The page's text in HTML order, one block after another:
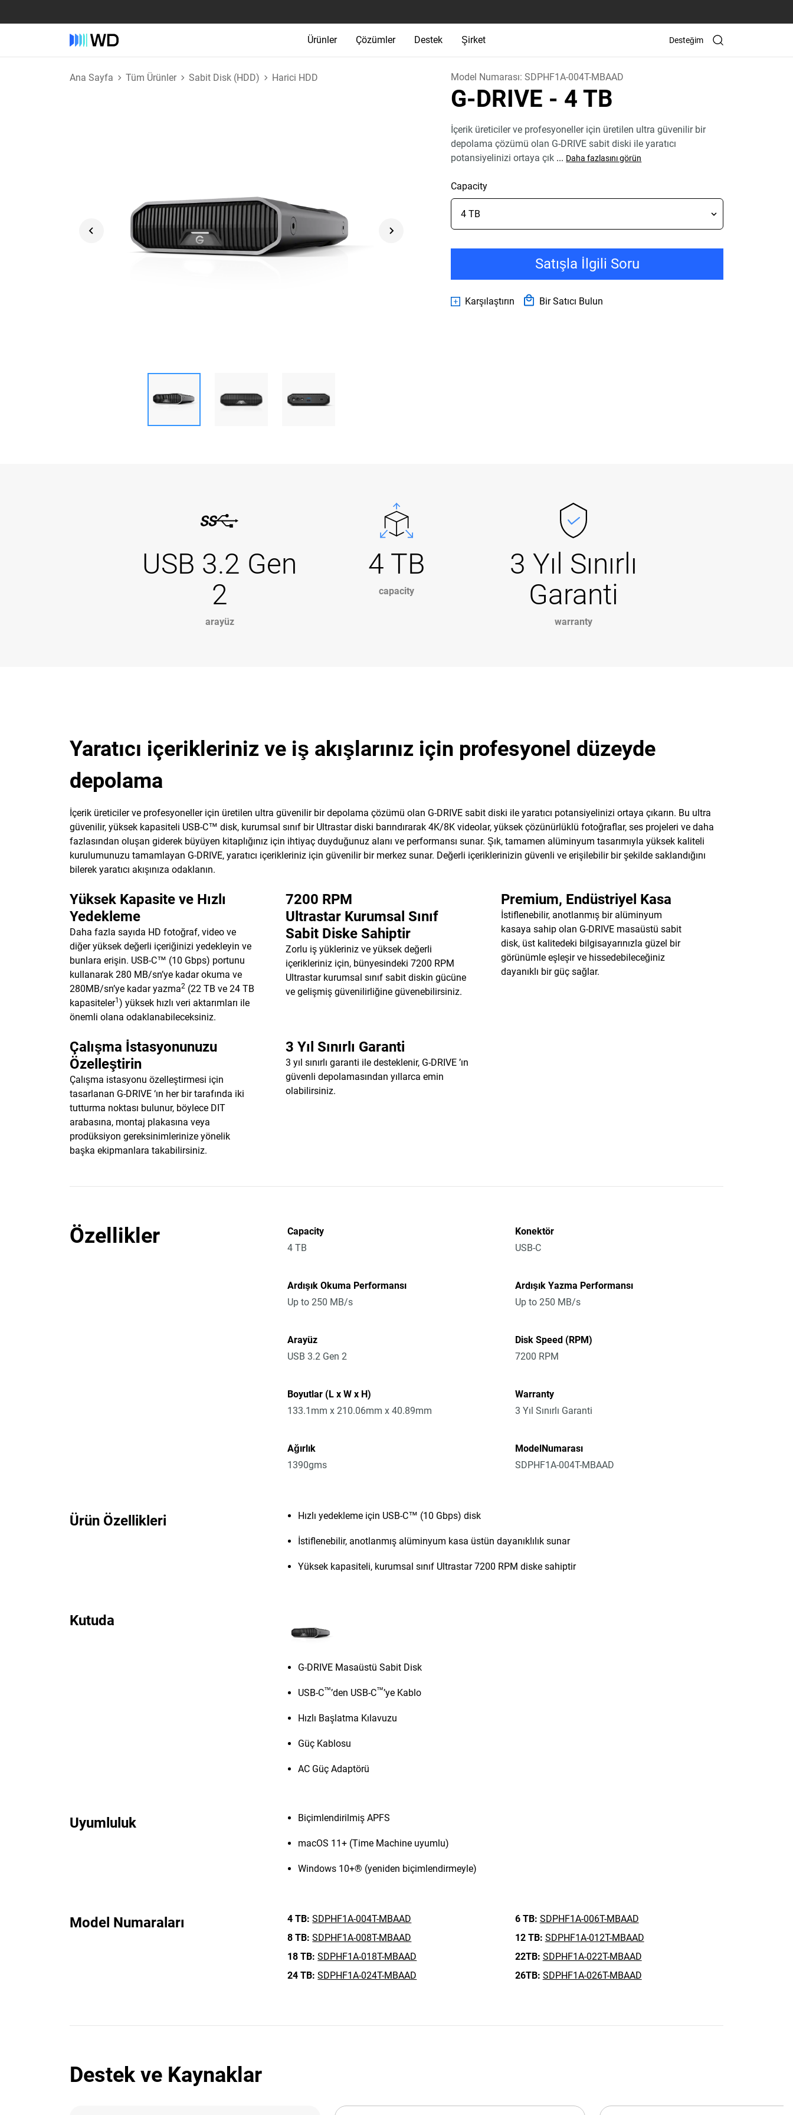
Ürünler Çözümler Destek Şirket Desteğim
Ana Sayfa Tüm Ürünler Sabit Disk (HDD) Harici HDD Model Numarası:SDPHF1A-004T-MBAAD
G-DRIVE - 4 TB
İçerik üreticiler ve profesyoneller için üretilen ultra güvenilir bir
depolama çözümü olan G-DRIVE sabit diski ile yaratıcı
potansiyelinizi ortaya çık ... Daha fazlasını görün
Capacity
Satışla İlgili Soru
Karşılaştırın Bir Satıcı Bulun
USB 3.2 Gen
2
arayüz
4 TB
capacity
3 Yıl Sınırlı
Garanti
warranty
Yaratıcı içerikleriniz ve iş akışlarınız için profesyonel düzeyde
depolama
İçerik üreticiler ve profesyoneller için üretilen ultra güvenilir bir depolama çözümü olan G-DRIVE sabit diski ile yaratıcı potansiyelinizi ortaya çıkarın. Bu ultra
güvenilir, yüksek kapasiteli USB-C™ disk, kurumsal sınıf bir Ultrastar diski barındırarak 4K/8K videolar, yüksek çözünürlüklü fotoğraflar, ses projeleri ve daha
fazlasından oluşan giderek büyüyen kitaplığınız için ihtiyaç duyduğunuz alanı ve performansı sunar. Şık, tamamen alüminyum tasarımıyla yüksek kaliteli
kurulumunuzu tamamlayan G-DRIVE, yaratıcı içerikleriniz için güvenilir bir merkez sunar. Değerli içeriklerinizin güvenli ve erişilebilir bir şekilde saklandığını
bilerek yaratıcı akışınıza odaklanın.
Yüksek Kapasite ve Hızlı
Yedekleme
Daha fazla sayıda HD fotoğraf, video ve
diğer yüksek değerli içeriğinizi yedekleyin ve
bunlara erişin. USB-C™ (10 Gbps) portunu
kullanarak 280 MB/sn’ye kadar okuma ve
280MB/sn’ye kadar yazma2 (22 TB ve 24 TB
kapasiteler1 ) yüksek hızlı veri aktarımları ile
önemli olana odaklanabileceksiniz.
7200 RPM
Ultrastar Kurumsal Sınıf
Sabit Diske Sahiptir
Zorlu iş yükleriniz ve yüksek değerli
içerikleriniz için, bünyesindeki 7200 RPM
Ultrastar kurumsal sınıf sabit diskin gücüne
ve gelişmiş güvenilirliğine güvenebilirsiniz.
Premium, Endüstriyel Kasa
İstiflenebilir, anotlanmış bir alüminyum
kasaya sahip olan G-DRIVE masaüstü sabit
disk, üst kalitedeki bilgisayarınızla güzel bir
görünümle eşleşir ve hissedebileceğiniz
dayanıklı bir güç sağlar.
Çalışma İstasyonunuzu
Özelleştirin
Çalışma istasyonu özelleştirmesi için
tasarlanan G-DRIVE ‘ın her bir tarafında iki
tutturma noktası bulunur, böylece DIT
arabasına, montaj plakasına veya
prodüksiyon gereksinimlerinize yönelik
başka ekipmanlara takabilirsiniz.
3 Yıl Sınırlı Garanti
3 yıl sınırlı garanti ile desteklenir, G-DRIVE ’ın
güvenli depolamasından yıllarca emin
olabilirsiniz.
Özellikler
Capacity
4 TB
Konektör
USB-C
Ardışık Okuma Performansı
Up to 250 MB/s
Ardışık Yazma Performansı
Up to 250 MB/s
Arayüz
USB 3.2 Gen 2
Disk Speed (RPM)
7200 RPM
Boyutlar (L x W x H)
133.1mm x 210.06mm x 40.89mm
Warranty
3 Yıl Sınırlı Garanti
Ağırlık
1390gms
ModelNumarası
SDPHF1A-004T-MBAAD
Ürün Özellikleri Hızlı yedekleme için USB-C™ (10 Gbps) disk
İstiflenebilir, anotlanmış alüminyum kasa üstün dayanıklılık sunar
Yüksek kapasiteli, kurumsal sınıf Ultrastar 7200 RPM diske sahiptir
Kutuda
G-DRIVE Masaüstü Sabit Disk
USB-C™’den USB-C™’ye Kablo
Hızlı Başlatma Kılavuzu
Güç Kablosu
AC Güç Adaptörü
Uyumluluk Biçimlendirilmiş APFS
macOS 11+ (Time Machine uyumlu)
Windows 10+® (yeniden biçimlendirmeyle)
Model Numaraları 4 TB: SDPHF1A-004T-MBAAD 6 TB: SDPHF1A-006T-MBAAD
8 TB: SDPHF1A-008T-MBAAD 12 TB: SDPHF1A-012T-MBAAD
18 TB: SDPHF1A-018T-MBAAD 22TB: SDPHF1A-022T-MBAAD
24 TB: SDPHF1A-024T-MBAAD 26TB: SDPHF1A-026T-MBAAD
Destek ve Kaynaklar